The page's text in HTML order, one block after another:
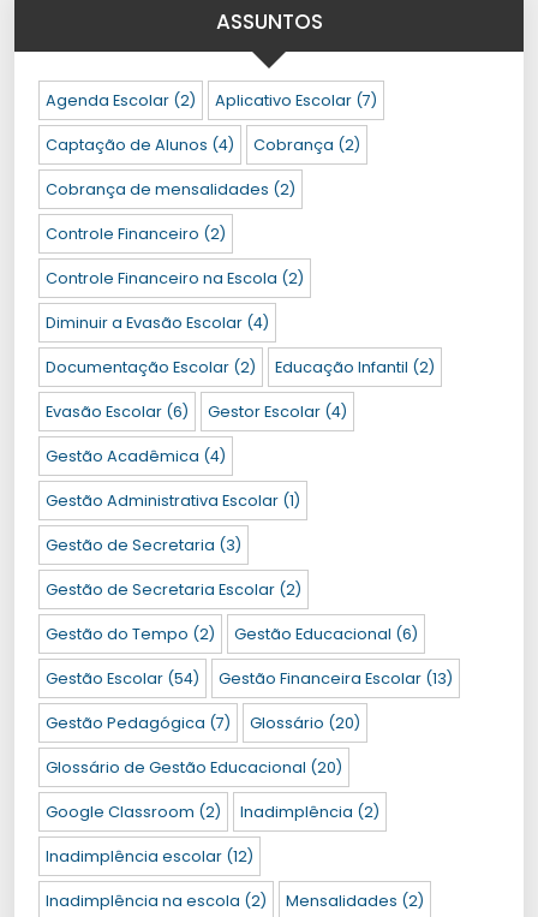
ASSUNTOS
Agenda Escolar (2) Aplicativo Escolar (7)
Captação de Alunos (4) Cobrança (2)
Cobrança de mensalidades (2)
Controle Financeiro (2)
Controle Financeiro na Escola (2)
Diminuir a Evasão Escolar (4)
Documentação Escolar (2) Educação Infantil (2)
Evasão Escolar (6) Gestor Escolar (4)
Gestão Acadêmica (4)
Gestão Administrativa Escolar (1)
Gestão de Secretaria (3)
Gestão de Secretaria Escolar (2)
Gestão do Tempo (2) Gestão Educacional (6)
Gestão Escolar (54) Gestão Financeira Escolar (13)
Gestão Pedagógica (7) Glossário (20)
Glossário de Gestão Educacional (20)
Google Classroom (2) Inadimplência (2)
Inadimplência escolar (12)
Inadimplência na escola (2) Mensalidades (2)